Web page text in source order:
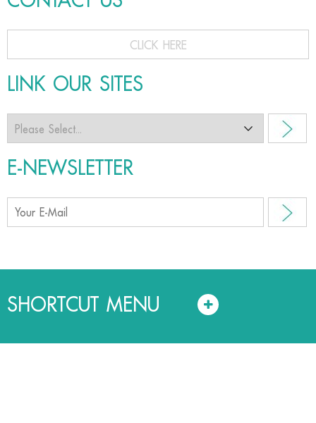
CLICK HERE
LINK OUR SITES
E-NEWSLETTER
SHORTCUT MENU